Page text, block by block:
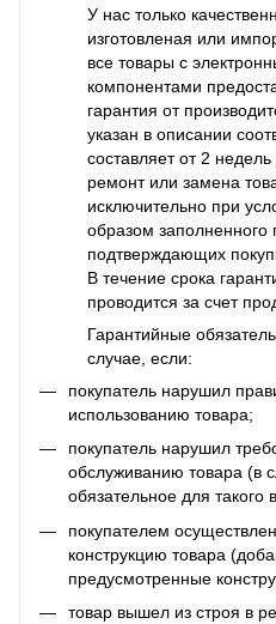
У нас только
изготовленая или
все товары с
компонентами
гарантия от
указан в описании
составляет от 2
ремонт или замена
исключительно при
образом заполненного
подтверждающих
В течение срока
проводится за счет
Гарантийные
случае, если:
покупатель нарушил
использованию товара;
покупатель нарушил
обслуживанию товара (в
обязательное для такого
покупателем
конструкцию товара
предусмотренные
товар вышел из строя в